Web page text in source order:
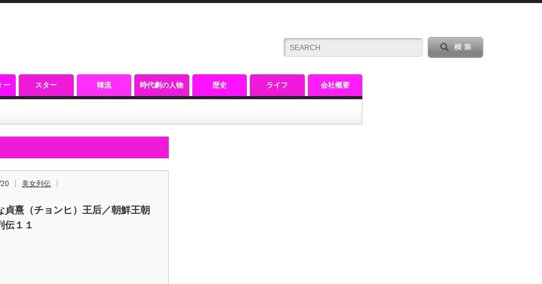
ー スター 韓流 時代劇の人物 歴史 ライフ 会社概要
美女列伝
貞熹（チョンヒ）王后／朝鮮王朝
伝１１